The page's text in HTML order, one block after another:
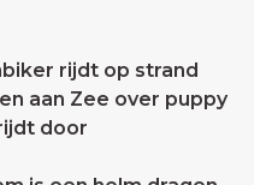
rijdt op strand
aan Zee over puppy
door